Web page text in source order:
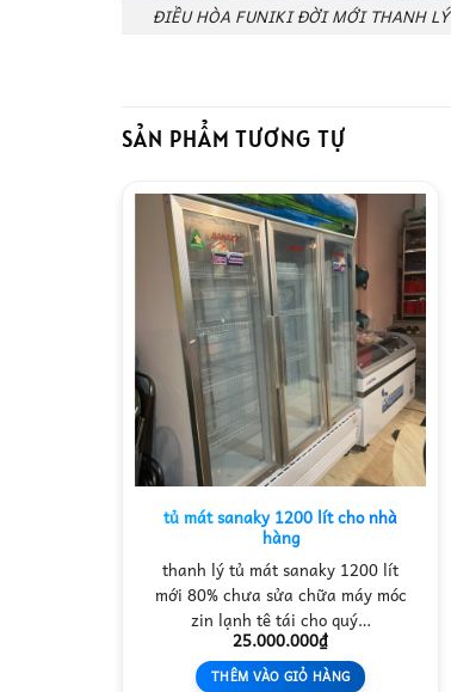
ĐIỀU HÒA FUNIKI ĐỜI MỚI THANH LÝ
SẢN PHẨM TƯƠNG TỰ
tủ mát sanaky 1200 lít cho nhà
hàng
thanh lý tủ mát sanaky 1200 lít
mới 80% chưa sửa chữa máy móc
zin lạnh tê tái cho quý…
25.000.000₫
THÊM VÀO GIỎ HÀNG